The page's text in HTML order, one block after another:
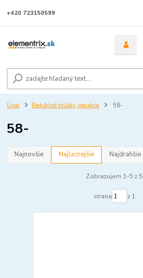
+420 723150599
Úvod Redukčné krúžky, redukcie 58-
58-
Najnovšie Najlacnejšie Najdrahšie
Zobrazujem 1-5 z 5
strana z 1